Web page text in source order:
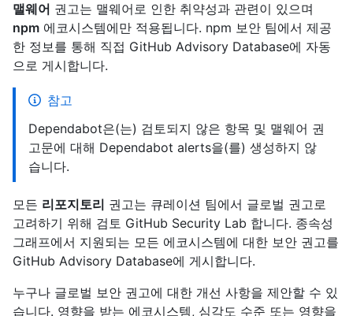
맬웨어 권고는 맬웨어로 인한 취약성과 관련이 있으며
npm 에코시스템에만 적용됩니다. npm 보안 팀에서 제공
한 정보를 통해 직접 GitHub Advisory Database에 자동
으로 게시합니다.
참고
Dependabot은(는) 검토되지 않은 항목 및 맬웨어 권
고문에 대해 Dependabot alerts을(를) 생성하지 않
습니다.
모든 리포지토리 권고는 큐레이션 팀에서 글로벌 권고로
고려하기 위해 검토 GitHub Security Lab 합니다. 종속성
그래프에서 지원되는 모든 에코시스템에 대한 보안 권고를
GitHub Advisory Database에 게시합니다.
누구나 글로벌 보안 권고에 대한 개선 사항을 제안할 수 있
습니다. 영향을 받는 에코시스템, 심각도 수준 또는 영향을